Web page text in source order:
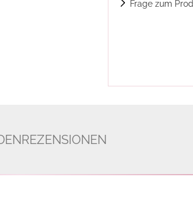
Frage zum